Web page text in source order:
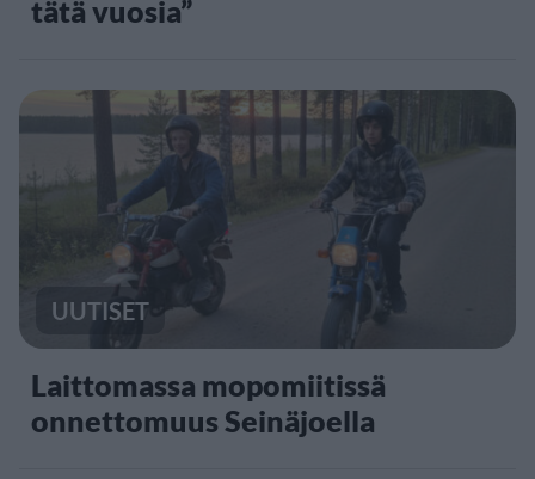
tätä vuosia”
UUTISET
Laittomassa mopomiitissä
onnettomuus Seinäjoella